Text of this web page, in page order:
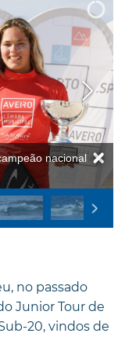
no passado
Junior Tour de
20, vindos de